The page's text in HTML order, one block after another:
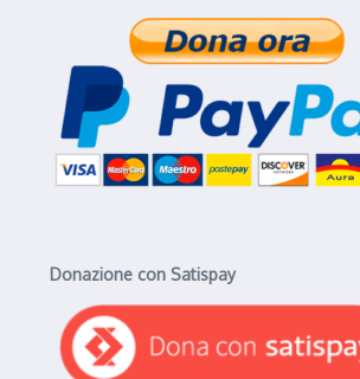
Donazione con Satispay